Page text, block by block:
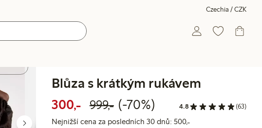
Czechia / CZK
Blůza s krátkým rukávem
300,- Snížená cena: 300,00 Kč
999,-Běžná cena: 999,00 Kč
70% sleva
(-70%) 4.8 (63)
Nejnižší cena za posledních 30 dnů: 500,-Nejnižší cena za